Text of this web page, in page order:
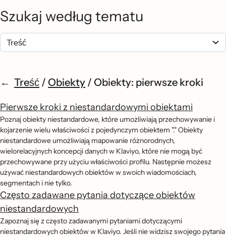
Szukaj według tematu
Treść / Obiekty / Obiekty: pierwsze kroki
Pierwsze kroki z niestandardowymi obiektami
Poznaj obiekty niestandardowe, które umożliwiają przechowywanie i
kojarzenie wielu właściwości z pojedynczym obiektem "." Obiekty
niestandardowe umożliwiają mapowanie różnorodnych,
wielorelacyjnych koncepcji danych w Klaviyo, które nie mogą być
przechowywane przy użyciu właściwości profilu. Następnie możesz
używać niestandardowych obiektów w swoich wiadomościach,
segmentach i nie tylko.
Często zadawane pytania dotyczące obiektów
niestandardowych
Zapoznaj się z często zadawanymi pytaniami dotyczącymi
niestandardowych obiektów w Klaviyo. Jeśli nie widzisz swojego pytania